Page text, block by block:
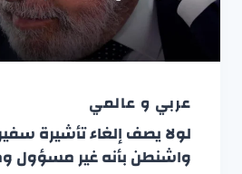
عربي و عالمي
لولا يصف إلغاء تأشيرة
واشنطن بأنه غير مسؤول